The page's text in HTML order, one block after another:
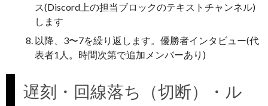
ス(Discord上の担当ブロックのテキストチャンネル)
します
以降、3〜7を繰り返します。優勝者インタビュー(代
表者1人。時間次第で追加メンバーあり)
遅刻・回線落ち（切断）・ル